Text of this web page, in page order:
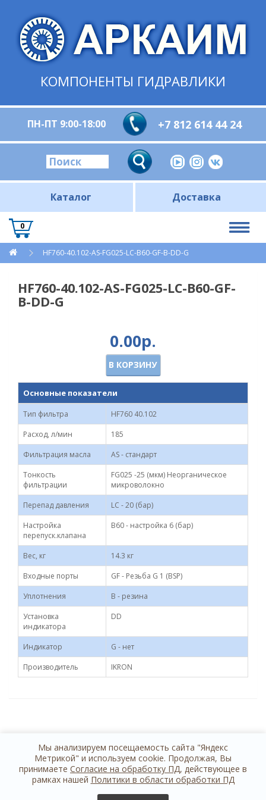
КОМПОНЕНТЫ ГИДРАВЛИКИ
ПН-ПТ 9:00-18:00 +7 812 614 44 24
Каталог Доставка
0
HF760-40.102-AS-FG025-LC-B60-GF-B-DD-G
HF760-40.102-AS-FG025-LC-B60-GF-
B-DD-G
0.00р.
В КОРЗИНУ
Основные показатели
Тип фильтра
HF760 40.102
Расход, л/мин
185
Фильтрация масла
AS - стандарт
Тонкость
фильтрации
FG025 -25 (мкм) Неорганическое
микроволокно
Перепад давления
LC - 20 (бар)
Настройка
перепуск.клапана
B60 - настройка 6 (бар)
Вес, кг
14.3 кг
Входные порты
GF - Резьба G 1 (BSP)
Уплотнения
B - резина
Установка
индикатора
DD
Индикатор
G - нет
Производитель
IKRON
Мы анализируем посещаемость сайта "Яндекс
Метрикой" и используем cookie. Продолжая, Вы
принимаете Согласие на обработку ПД, действующее в
рамках нашей Политики в области обработки ПД